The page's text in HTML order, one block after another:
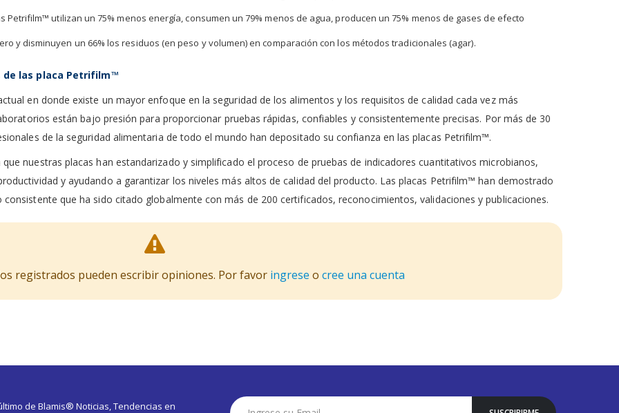
Petrifilm™ utilizan un 75% menos energía, consumen un 79% menos de agua, producen un 75% menos de gases de efecto
y disminuyen un 66% los residuos (en peso y volumen) en comparación con los métodos tradicionales (agar).
de las placa Petrifilm™
en donde existe un mayor enfoque en la seguridad de los alimentos y los requisitos de calidad cada vez más
están bajo presión para proporcionar pruebas rápidas, confiables y consistentemente precisas. Por más de 30
de la seguridad alimentaria de todo el mundo han depositado su confianza en las placas Petrifilm™.
que nuestras placas han estandarizado y simplificado el proceso de pruebas de indicadores cuantitativos microbianos,
y ayudando a garantizar los niveles más altos de calidad del producto. Las placas Petrifilm™ han demostrado
consistente que ha sido citado globalmente con más de 200 certificados, reconocimientos, validaciones y publicaciones.
registrados pueden escribir opiniones. Por favor ingrese o cree una cuenta
de Blamis® Noticias, Tendencias en
Suscríbase